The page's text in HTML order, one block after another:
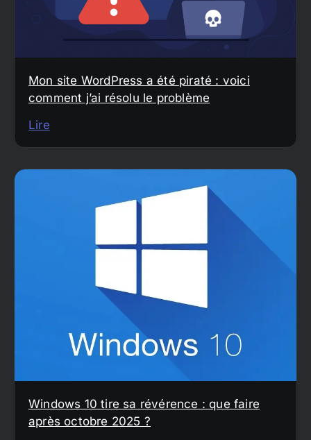
Mon site WordPress a été piraté : voici
comment j’ai résolu le problème
Lire
Windows 10 tire sa révérence : que faire
après octobre 2025 ?